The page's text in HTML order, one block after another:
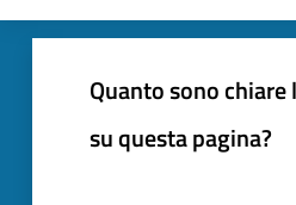
Quanto sono
su questa pagina?